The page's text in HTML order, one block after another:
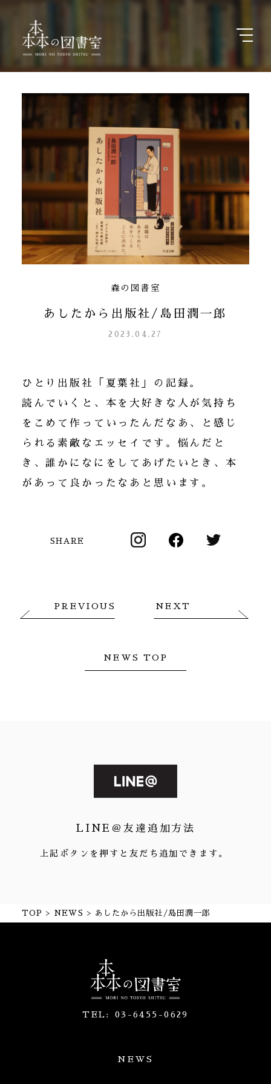
森の図書室
あしたから出版社/島田潤一郎
2023.04.27
ひとり出版社「夏葉社」の記録。
読んでいくと、本を大好きな人が気持ち
をこめて作っていったんだなあ、と感じ
られる素敵なエッセイです。悩んだと
き、誰かになにをしてあげたいとき、本
があって良かったなあと思います。
SHARE
PREVIOUS
NEWS TOP
NEXT
LINE＠友達追加方法
上記ボタンを押すと友だち追加できます。
TOP NEWS あしたから出版社/島田潤一郎
TEL: 03-6455-0629
NEWS